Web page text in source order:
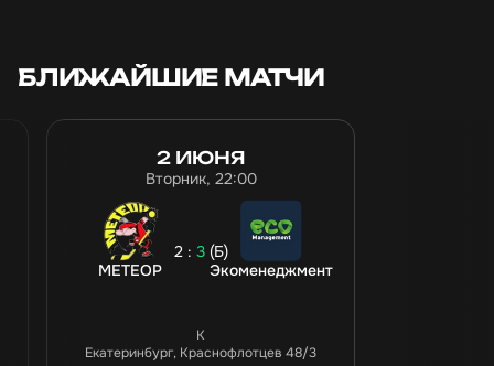
БЛИЖАЙШИЕ МАТЧИ
МЕТЕОР
2 ИЮНЯ
Вторник, 22:00
2 : 3(Б)
Экоменеджмент
К
Екатеринбург, Краснофлотцев 48/3